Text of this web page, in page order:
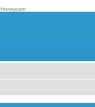
Honeycam